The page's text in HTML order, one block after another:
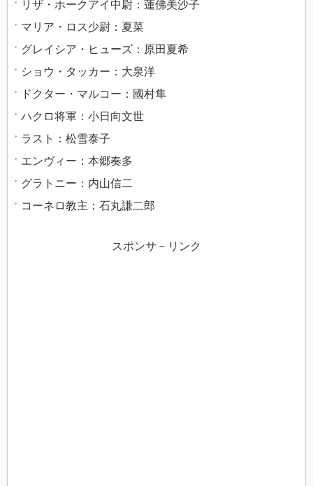
リザ・ホークアイ中尉：蓮佛美沙子
マリア・ロス少尉：夏菜
グレイシア・ヒューズ：原田夏希
ショウ・タッカー：大泉洋
ドクター・マルコー：國村隼
ハクロ将軍：小日向文世
ラスト：松雪泰子
エンヴィー：本郷奏多
グラトニー：内山信二
コーネロ教主：石丸謙二郎
スポンサ－リンク